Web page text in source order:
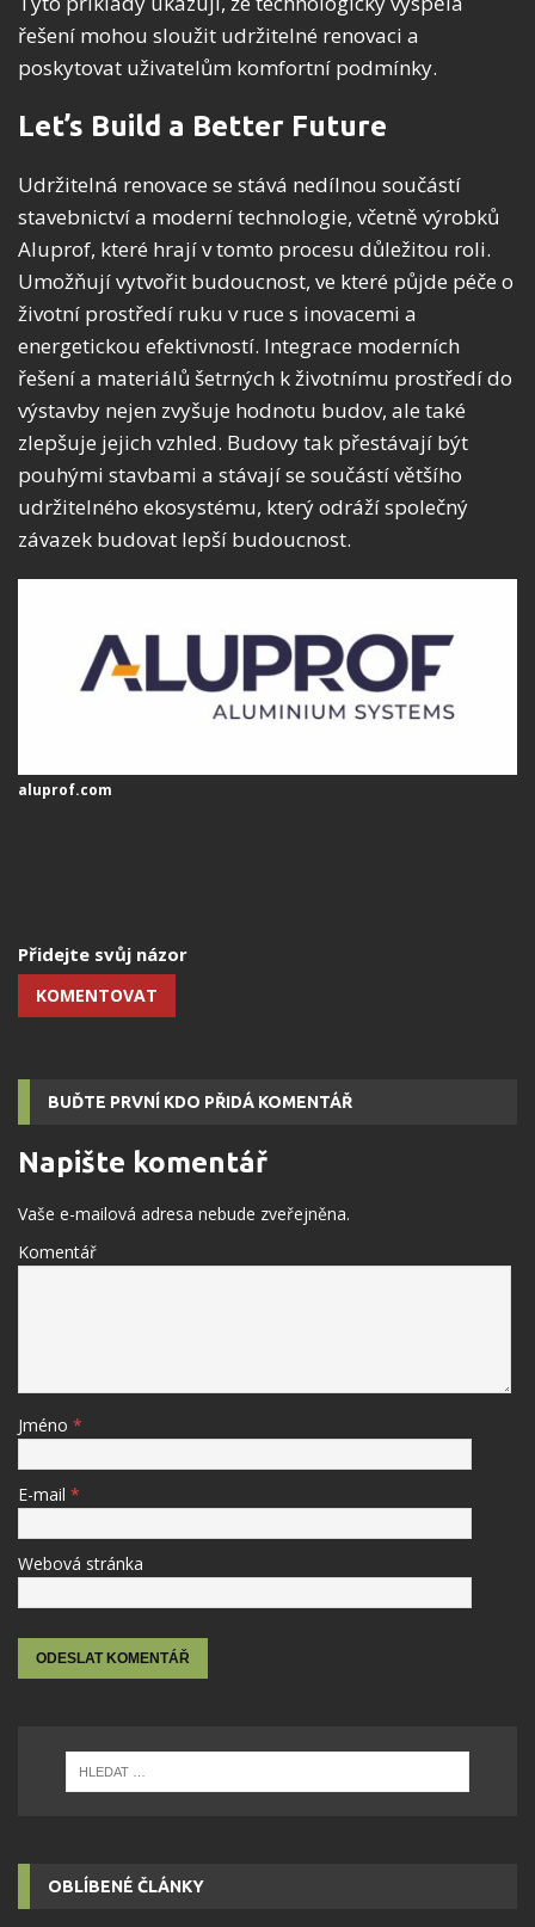
řešení mohou sloužit udržitelné renovaci a
poskytovat uživatelům komfortní podmínky.
Let’s Build a Better Future
Udržitelná renovace se stává nedílnou součástí
stavebnictví a moderní technologie, včetně výrobků
Aluprof, které hrají v tomto procesu důležitou roli.
Umožňují vytvořit budoucnost, ve které půjde péče o
životní prostředí ruku v ruce s inovacemi a
energetickou efektivností. Integrace moderních
řešení a materiálů šetrných k životnímu prostředí do
výstavby nejen zvyšuje hodnotu budov, ale také
zlepšuje jejich vzhled. Budovy tak přestávají být
pouhými stavbami a stávají se součástí většího
udržitelného ekosystému, který odráží společný
závazek budovat lepší budoucnost.
aluprof.com
Přidejte svůj názor
KOMENTOVAT
BUĎTE PRVNÍ KDO PŘIDÁ KOMENTÁŘ
Napište komentář
Vaše e-mailová adresa nebude zveřejněna.
Komentář
Jméno *
E-mail *
Webová stránka
OBLÍBENÉ ČLÁNKY